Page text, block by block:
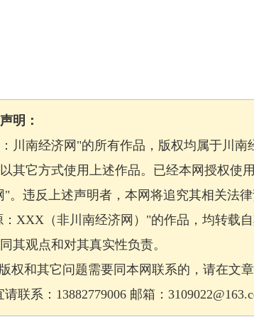
明：
川南经济网"的所有作品，版权均属于川南
其它方式使用上述作品。已经本网授权使
。违反上述声明者，本网将追究其相关法律
XXX（非川南经济网）"的作品，均转载
其观点和对其真实性负责。
和其它问题需要同本网联系的，请在文章
系：13882779006 邮箱：